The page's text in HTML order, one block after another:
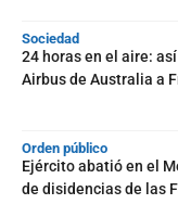
Sociedad
24 horas en el aire:
Airbus de Australia a
Orden público
Ejército abatió en el
de disidencias de las